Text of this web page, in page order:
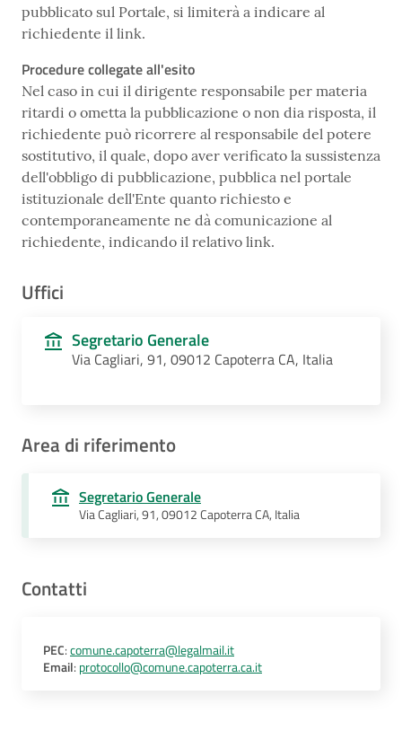
pubblicato sul Portale, si limiterà a indicare al
richiedente il link.
Procedure collegate all'esito
Nel caso in cui il dirigente responsabile per materia
ritardi o ometta la pubblicazione o non dia risposta, il
richiedente può ricorrere al responsabile del potere
sostitutivo, il quale, dopo aver verificato la sussistenza
dell'obbligo di pubblicazione, pubblica nel portale
istituzionale dell'Ente quanto richiesto e
contemporaneamente ne dà comunicazione al
richiedente, indicando il relativo link.
Uffici
Segretario Generale
Via Cagliari, 91, 09012 Capoterra CA, Italia
Area di riferimento
Segretario Generale
Via Cagliari, 91, 09012 Capoterra CA, Italia
Contatti
PEC:comune.capoterra@legalmail.it
Email: protocollo@comune.capoterra.ca.it